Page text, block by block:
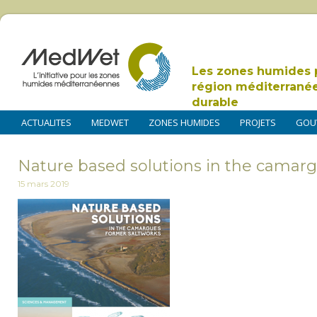
Les zones humides
région
durable
ACTUALITES MEDWET ZONES HUMIDES PROJETS
Nature based solutions in the
15 mars 2019